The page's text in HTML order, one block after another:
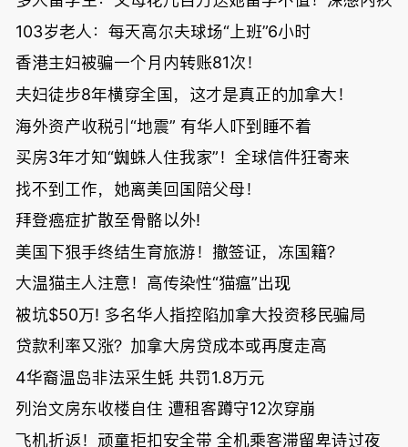
103岁老人：每天高尔夫球场“上班”6小时
香港主妇被骗一个月内转账81次！
夫妇徒步8年横穿全国，这才是真正的加拿大！
海外资产收税引“地震” 有华人吓到睡不着
买房3年才知“蜘蛛人住我家”！全球信件狂寄来
找不到工作，她离美回国陪父母！
拜登癌症扩散至骨骼以外!
美国下狠手终结生育旅游！撤签证，冻国籍？
大温猫主人注意！高传染性“猫瘟”出现
被坑$50万! 多名华人指控陷加拿大投资移民骗局
贷款利率又涨？加拿大房贷成本或再度走高
4华裔温岛非法采生蚝 共罚1.8万元
列治文房东收楼自住 遭租客蹲守12次穿崩
飞机折返！顽童拒扣安全带 全机乘客滞留卑诗过夜